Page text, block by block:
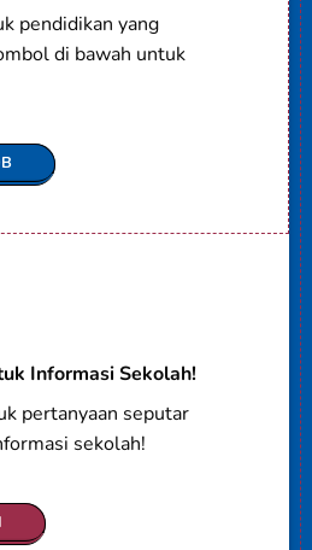
pendidikan yang
di bawah untuk
Informasi Sekolah!
pertanyaan seputar
sekolah!